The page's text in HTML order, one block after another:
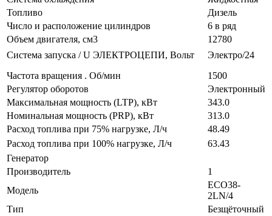
Топливо
Дизель
Число и расположение цилиндров
6 в ряд
Объем двигателя, см3
12780
Система запуска / U ЭЛЕКТРОЦЕПИ, Вольт
Электро/24
Частота вращения . Об/мин
1500
Регулятор оборотов
Электронный
Максимальная мощность (LTP), кВт
343.0
Номинальная мощность (PRP), кВт
313.0
Расход топлива при 75% нагрузке, Л/ч
48.49
Расход топлива при 100% нагрузке, Л/ч
63.43
Генератор
Производитель
1
Модель
ECO38-
2LN/4
Тип
Безщёточный